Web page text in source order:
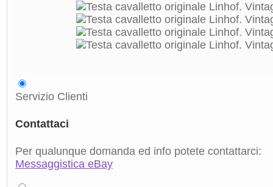
Servizio Clienti
Contattaci
Per qualunque domanda ed info potete contattarci:
Messaggistica eBay